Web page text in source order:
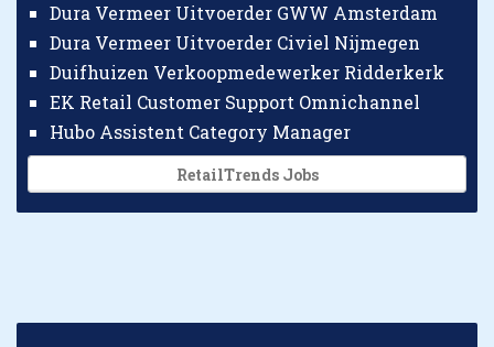
Dura Vermeer Uitvoerder GWW Amsterdam
Dura Vermeer Uitvoerder Civiel Nijmegen
Duifhuizen Verkoopmedewerker Ridderkerk
EK Retail Customer Support Omnichannel
Hubo Assistent Category Manager
RetailTrends Jobs